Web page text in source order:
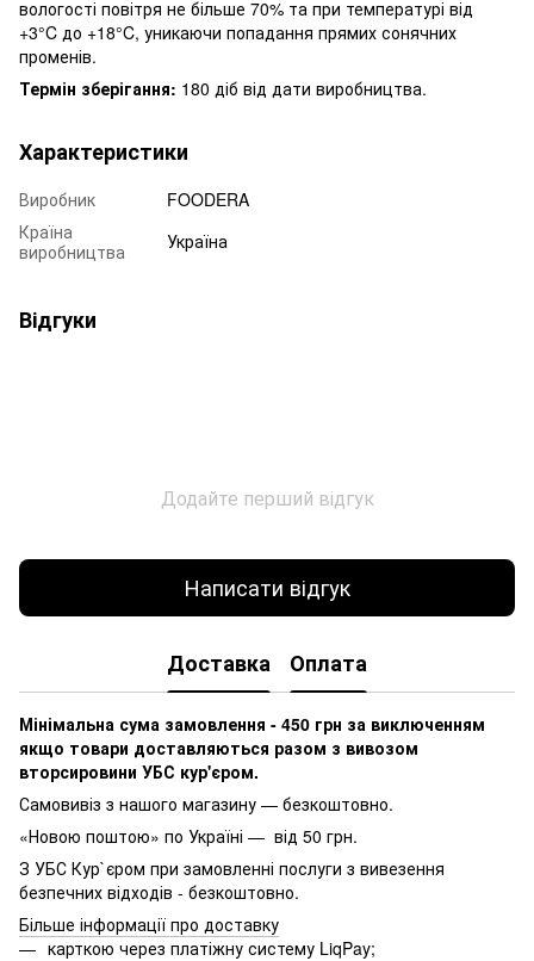
вологості повітря не більше 70% та при температурі від
+3°C до +18°C, уникаючи попадання прямих сонячних
променів.
Термін зберігання: 180 діб від дати виробництва.
Характеристики
Виробник
FOODERA
Країна
виробництва
Україна
Відгуки
Додайте перший відгук
Написати відгук
Доставка Оплата
Мінімальна сума замовлення - 450 грн за виключенням
якщо товари доставляються разом з вивозом
вторсировини УБС кур'єром.
Самовивіз з нашого магазину — безкоштовно.
«Новою поштою» по Україні — від 50 грн.
З УБС Кур`єром при замовленні послуги з вивезення
безпечних відходів - безкоштовно.
Більше інформації про доставку
карткою через платіжну систему LiqPay;